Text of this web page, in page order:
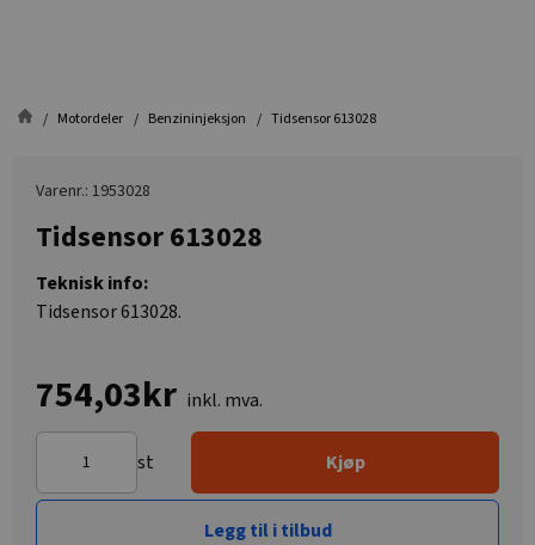
Motordeler Benzininjeksjon Tidsensor 613028
Varenr.: 1953028
Tidsensor 613028
Teknisk info:
Tidsensor 613028.
754,03kr inkl. mva.
st Kjøp
Legg til i tilbud